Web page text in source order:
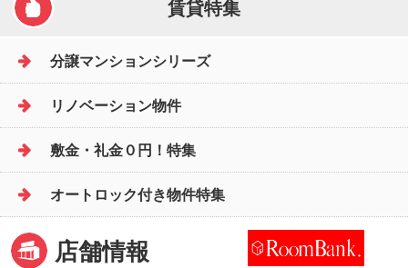
賃貸特集
分譲マンションシリーズ
リノベーション物件
敷金・礼金０円！特集
オートロック付き物件特集
店舗情報